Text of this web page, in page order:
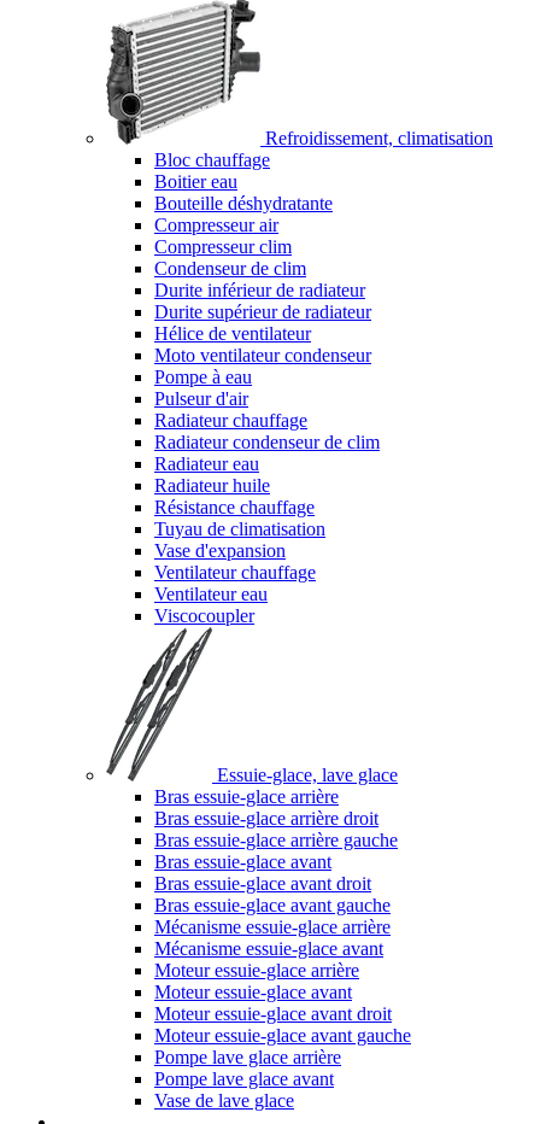
Refroidissement, climatisation
Bloc chauffage
Boitier eau
Bouteille déshydratante
Compresseur air
Compresseur clim
Condenseur de clim
Durite inférieur de radiateur
Durite supérieur de radiateur
Hélice de ventilateur
Moto ventilateur condenseur
Pompe à eau
Pulseur d'air
Radiateur chauffage
Radiateur condenseur de clim
Radiateur eau
Radiateur huile
Résistance chauffage
Tuyau de climatisation
Vase d'expansion
Ventilateur chauffage
Ventilateur eau
Viscocoupler
Essuie-glace, lave glace
Bras essuie-glace arrière
Bras essuie-glace arrière droit
Bras essuie-glace arrière gauche
Bras essuie-glace avant
Bras essuie-glace avant droit
Bras essuie-glace avant gauche
Mécanisme essuie-glace arrière
Mécanisme essuie-glace avant
Moteur essuie-glace arrière
Moteur essuie-glace avant
Moteur essuie-glace avant droit
Moteur essuie-glace avant gauche
Pompe lave glace arrière
Pompe lave glace avant
Vase de lave glace